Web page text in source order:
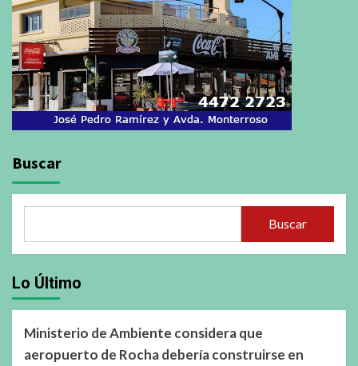
Buscar
Buscar
Lo Último
Ministerio de Ambiente considera que
aeropuerto de Rocha debería construirse en